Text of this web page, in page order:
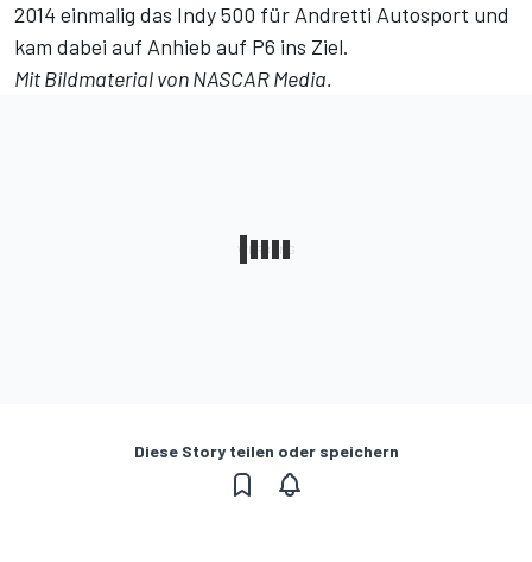
2014 einmalig das Indy 500 für Andretti Autosport und
kam dabei auf Anhieb auf P6 ins Ziel.
Mit Bildmaterial von NASCAR Media.
Diese Story teilen oder speichern